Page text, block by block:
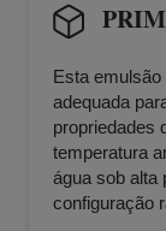
Esta
adequada
propriedades
temperatura
água sob alta
configuração